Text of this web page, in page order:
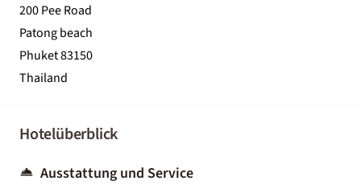
200 Pee Road
Patong beach
Phuket 83150
Thailand
Hotelüberblick
Ausstattung und Service